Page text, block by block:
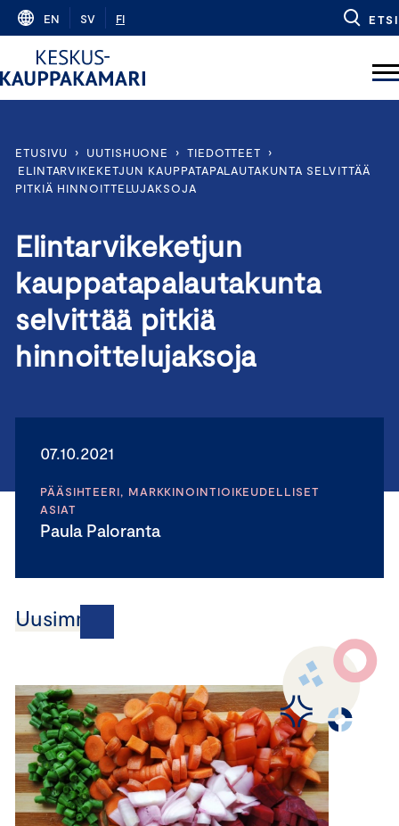
Skip
content
EN SV FI ETSI
ETUSIVU › UUTISHUONE › TIEDOTTEET
›
ELINTARVIKEKETJUN KAUPPATAPALAUTAKUNTA SELVITTÄÄ
PITKIÄ HINNOITTELUJAKSOJA
Elintarvikeketjun
kauppatapalautakunta
selvittää pitkiä
hinnoittelujaksoja
07.10.2021
PÄÄSIHTEERI, MARKKINOINTIOIKEUDELLISET
ASIAT
Paula Paloranta
Uusimmat